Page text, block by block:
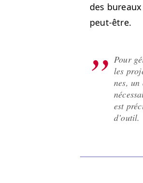
des
peut-être.
Pour
les
nes,
est
d’outil.